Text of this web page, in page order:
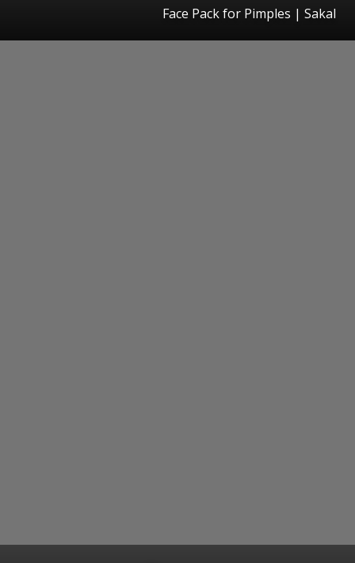
Face Pack for Pimples | Sakal